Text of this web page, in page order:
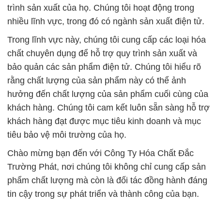
trình sản xuất của họ. Chúng tôi hoạt động trong
nhiều lĩnh vực, trong đó có ngành sản xuất điện tử.
Trong lĩnh vực này, chúng tôi cung cấp các loại hóa
chất chuyên dụng để hỗ trợ quy trình sản xuất và
bảo quản các sản phẩm điện tử. Chúng tôi hiểu rõ
rằng chất lượng của sản phẩm này có thể ảnh
hưởng đến chất lượng của sản phẩm cuối cùng của
khách hàng. Chúng tôi cam kết luôn sẵn sàng hỗ trợ
khách hàng đạt được mục tiêu kinh doanh và mục
tiêu bảo vệ môi trường của họ.
Chào mừng bạn đến với Công Ty Hóa Chất Đắc
Trường Phát, nơi chúng tôi không chỉ cung cấp sản
phẩm chất lượng mà còn là đối tác đồng hành đáng
tin cậy trong sự phát triển và thành công của bạn.